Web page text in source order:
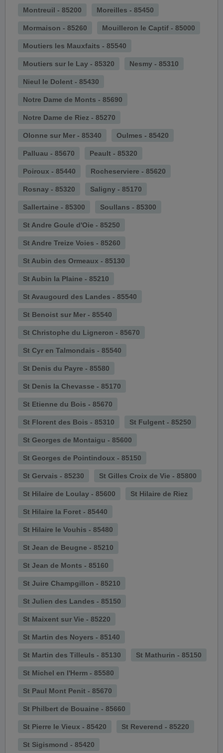
Montreuil - 85200 Moreilles - 85450
Mormaison - 85260 Mouilleron le Captif - 85000
Moutiers les Mauxfaits - 85540
Moutiers sur le Lay - 85320 Nesmy - 85310
Nieul le Dolent - 85430
Notre Dame de Monts - 85690
Notre Dame de Riez - 85270
Olonne sur Mer - 85340 Oulmes - 85420
Palluau - 85670 Peault - 85320
Poiroux - 85440 Rocheserviere - 85620
Rosnay - 85320 Saligny - 85170
Sallertaine - 85300 Soullans - 85300
St Andre Goule d'Oie - 85250
St Andre Treize Voies - 85260
St Aubin des Ormeaux - 85130
St Aubin la Plaine - 85210
St Avaugourd des Landes - 85540
St Benoist sur Mer - 85540
St Christophe du Ligneron - 85670
St Cyr en Talmondais - 85540
St Denis du Payre - 85580
St Denis la Chevasse - 85170
St Etienne du Bois - 85670
St Florent des Bois - 85310 St Fulgent - 85250
St Georges de Montaigu - 85600
St Georges de Pointindoux - 85150
St Gervais - 85230 St Gilles Croix de Vie - 85800
St Hilaire de Loulay - 85600 St Hilaire de Riez
St Hilaire la Foret - 85440
St Hilaire le Vouhis - 85480
St Jean de Beugne - 85210
St Jean de Monts - 85160
St Juire Champgillon - 85210
St Julien des Landes - 85150
St Maixent sur Vie - 85220
St Martin des Noyers - 85140
St Martin des Tilleuls - 85130 St Mathurin - 85150
St Michel en l'Herm - 85580
St Paul Mont Penit - 85670
St Philbert de Bouaine - 85660
St Pierre le Vieux - 85420 St Reverend - 85220
St Sigismond - 85420